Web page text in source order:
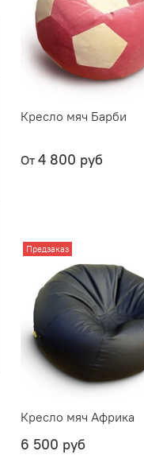
Кресло мяч Барби
От 4 800 руб
Предзаказ
Кресло мяч Африка
6 500 руб